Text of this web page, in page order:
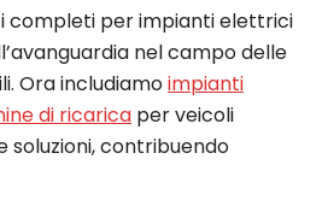
completi per impianti elettrici
nel campo delle
Ora includiamoimpianti
di ricarica per veicoli
contribuendo